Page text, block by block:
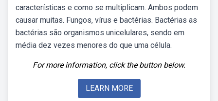
características e como se multiplicam. Ambos podem
causar muitas. Fungos, vírus e bactérias. Bactérias as
bactérias são organismos unicelulares, sendo em
média dez vezes menores do que uma célula.
For more information, click the button below.
LEARN MORE